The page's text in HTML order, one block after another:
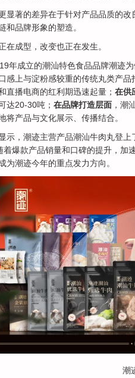
显著的差异在于针对产品品质的
和品牌形象的塑造。
在成型，改变也正在发生。
年成立的潮汕特色食品品牌潮迹为
感上与淀粉感较重的传统丸类产品
直播电商的红利期迅速起量； 在供
达20-30吨； 在品牌打造层面 ，潮
将产品与文化展示、传播结合。
示，潮迹主营产品潮汕牛肉丸登
着爆款产品销量和口碑的提升，加
为潮迹今年的重点发力方向。
潮